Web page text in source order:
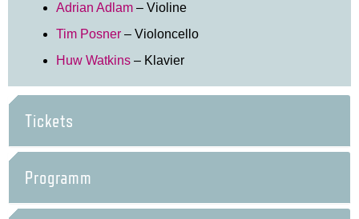
Adrian Adlam – Violine
Tim Posner – Violoncello
Huw Watkins – Klavier
Tickets
Programm